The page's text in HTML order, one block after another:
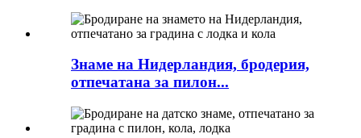
Знаме на Нидерландия, бродерия,
отпечатана за пилон...